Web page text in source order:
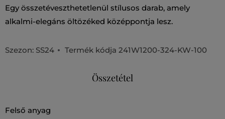
Egy összetéveszthetetlenül stílusos darab, amely
alkalmi-elegáns öltözéked középpontja lesz.
Szezon: SS24 Termék kódja 241W1200-324-KW-100
Összetétel
felső anyag